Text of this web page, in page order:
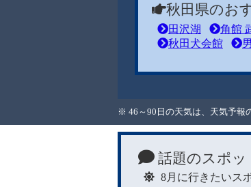
秋田県のお
田沢湖 角館
秋田犬会館
※ 46～90日の天気は、天気予報
話題のスポッ
8月に行きたいス